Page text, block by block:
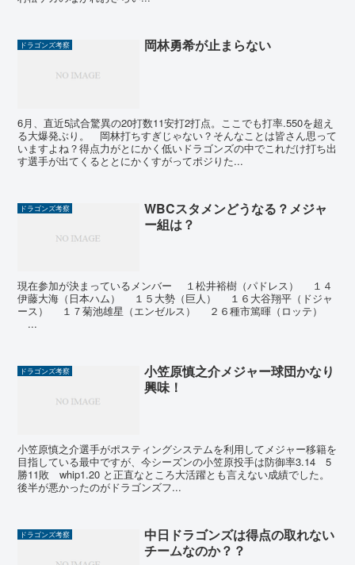
ドラゴンズ考察 岡林勇希が止まらない
6月、直近5試合驚異の20打数11安打2打点。ここでも打率.550を超え
る大爆発ぶり。 岡林打ちすぎじゃない？そんなことは皆さん思って
いますよね？得点力がとにかく低いドラゴンズの中でこれだけ打ち出
す選手が出てくるととにかくすがってポジりた...
ドラゴンズ考察
WBCスタメンどうなる？メジャ
ー組は？
現在参加が決まっているメンバー １松井裕樹（パドレス） １４
伊藤大海（日本ハム） １５大勢（巨人） １６大谷翔平（ドジャ
ース） １７菊池雄星（エンゼルス） ２６種市篤暉（ロッテ）
...
ドラゴンズ考察
小笠原慎之介メジャー球団かなり
興味！
小笠原慎之介選手がポスティングシステムを利用してメジャー移籍を
目指している最中ですが、今シーズンの小笠原投手は防御率3.14 5
勝11敗 whip1.20 と正直なところ大活躍とも言えない成績でした。
後半が悪かったのがドラゴンズフ...
ドラゴンズ考察
中日ドラゴンズは得点の取れない
チームなのか？？